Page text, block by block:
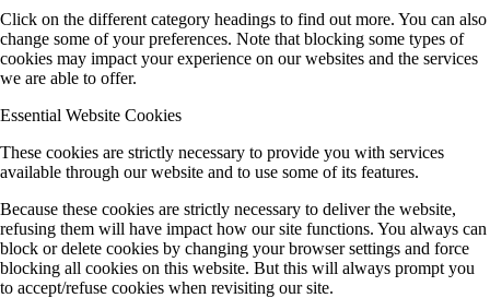
Click on the different category headings to find out more. You can also
change some of your preferences. Note that blocking some types of
cookies may impact your experience on our websites and the services
we are able to offer.
Essential Website Cookies
These cookies are strictly necessary to provide you with services
available through our website and to use some of its features.
Because these cookies are strictly necessary to deliver the website,
refusing them will have impact how our site functions. You always can
block or delete cookies by changing your browser settings and force
blocking all cookies on this website. But this will always prompt you
to accept/refuse cookies when revisiting our site.